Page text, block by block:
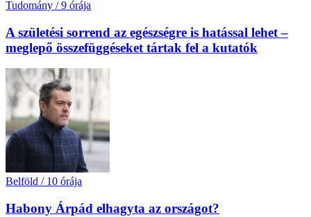
Tudomány / 9 órája
A születési sorrend az egészségre is hatással lehet –
meglepő összefüggéseket tártak fel a kutatók
Belföld / 10 órája
Habony Árpád elhagyta az országot?